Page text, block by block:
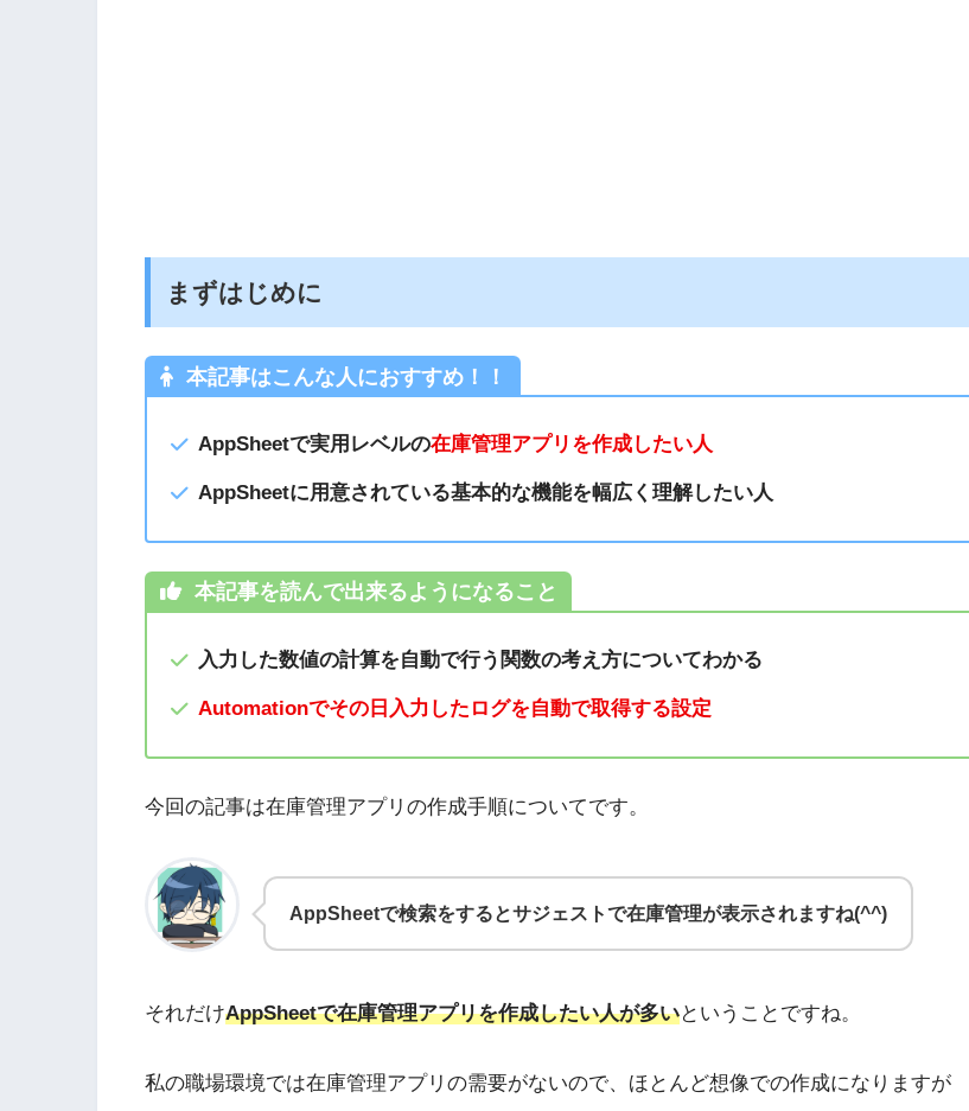
まずはじめに
本記事はこんな人におすすめ！！
AppSheetで実用レベルの在庫管理アプリを作成したい人
AppSheetに用意されている基本的な機能を幅広く理解したい人
本記事を読んで出来るようになること
入力した数値の計算を自動で行う関数の考え方についてわかる
Automationでその日入力したログを自動で取得する設定
今回の記事は在庫管理アプリの作成手順についてです。
AppSheetで検索をするとサジェストで在庫管理が表示されますね(^^)
それだけAppSheetで在庫管理アプリを作成したい人が多いということですね。
私の職場環境では在庫管理アプリの需要がないので、ほとんど想像での作成になりますが